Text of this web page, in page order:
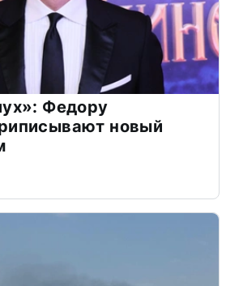
Федору
новый